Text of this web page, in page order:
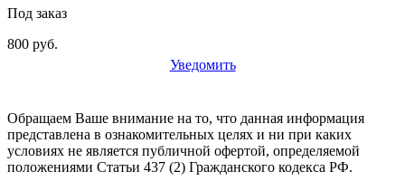
Под заказ
800 руб.
Уведомить
Обращаем Ваше внимание на то, что данная информация
представлена в ознакомительных целях и ни при каких
условиях не является публичной офертой, определяемой
положениями Статьи 437 (2) Гражданского кодекса РФ.